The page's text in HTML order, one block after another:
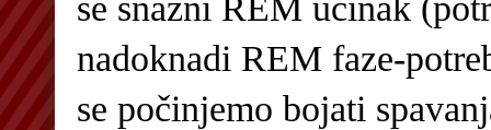
se snažni REM učinak
nadoknadi REM faze-
se počinjemo bojati